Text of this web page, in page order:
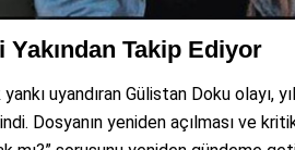
Takip Ediyor
uyandıran Gülistan Doku olayı,
Dosyanın yeniden açılması ve